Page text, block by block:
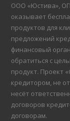
ООО «Юстива»,
оказывает
продуктов для
предложений
финансовый
обратиться с
продукт. Проект
кредитором, не
несёт
договоров
договорам.